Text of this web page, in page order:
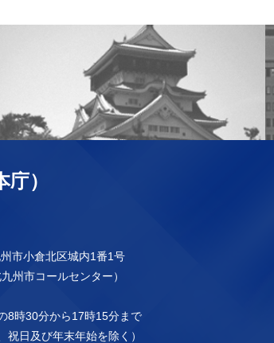
）
市小倉北区城内1番1号
州市コールセンター）
8時30分から17時15分まで
祝日及び年末年始を除く）